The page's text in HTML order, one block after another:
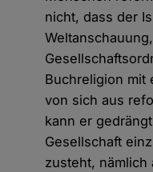
nicht, dass der
Buchreligion mit
von sich aus
kann er
Gesellschaft
zusteht, nämlich